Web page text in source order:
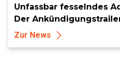
Unfassbar fesselndes
Der
Zur News